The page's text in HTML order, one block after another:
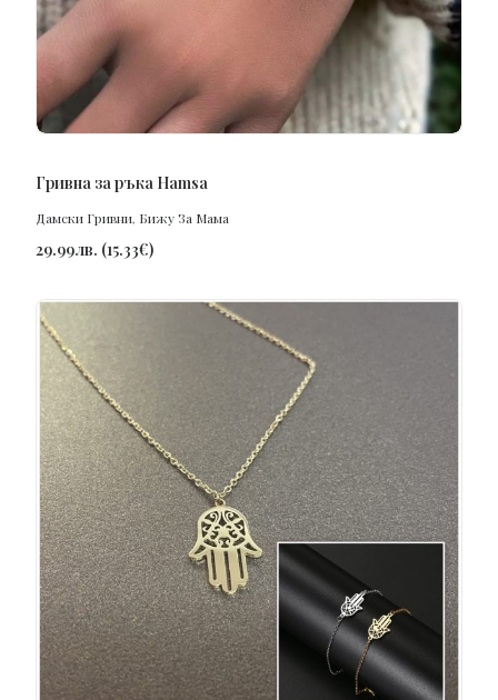
Гривна за ръка Hamsa
Дамски Гривни, Бижу За Мама
29.99лв. (15.33€)